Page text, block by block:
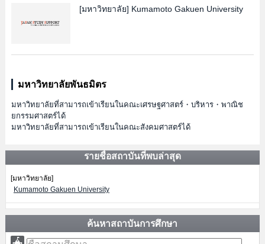
[มหาวิทยาลัย] Kumamoto Gakuen University
มหาวิทยาลัยพันธมิตร
มหาวิทยาลัยที่สามารถเข้าเรียนในคณะเศรษฐศาสตร์・บริหาร・พาณิช
ยกรรมศาสตร์ได้
มหาวิทยาลัยที่สามารถเข้าเรียนในคณะสังคมศาสตร์ได้
รายชื่อสถาบันที่พบล่าสุด
[มหาวิทยาลัย]
Kumamoto Gakuen University
ค้นหาสถาบันการศึกษา